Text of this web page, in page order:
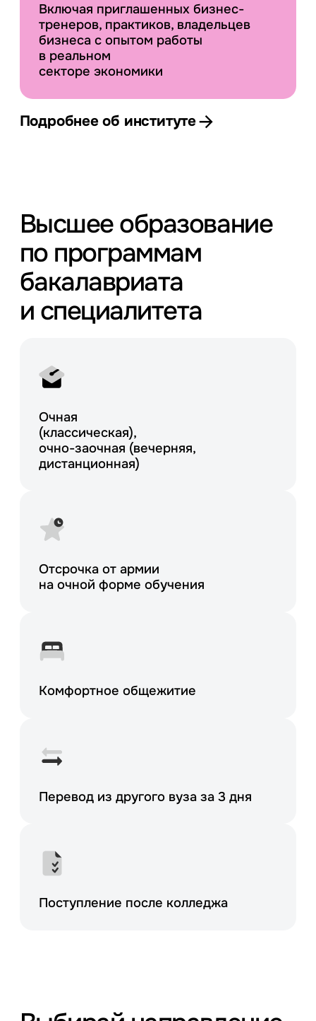
Включая приглашенных бизнес-
тренеров, практиков, владельцев
бизнеса с опытом работы
в реальном
секторе экономики
Подробнее об институте
Высшее образование
по программам
бакалавриата
и специалитета
Очная
(классическая),
очно-заочная (вечерняя,
дистанционная)
Отсрочка от армии
на очной форме обучения
Комфортное общежитие
Перевод из другого вуза за 3 дня
Поступление после колледжа